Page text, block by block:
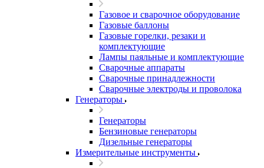
Газовое и сварочное оборудование
Газовые баллоны
Газовые горелки, резаки и
комплектующие
Лампы паяльные и комплектующие
Сварочные аппараты
Сварочные принадлежности
Сварочные электроды и проволока
Генераторы
Генераторы
Бензиновые генераторы
Дизельные генераторы
Измерительные инструменты